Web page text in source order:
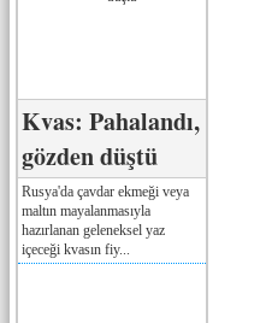
Kvas: Pahalandı,
gözden düştü
Rusya'da çavdar ekmeği veya
maltın mayalanmasıyla
hazırlanan geleneksel yaz
içeceği kvasın fiy...